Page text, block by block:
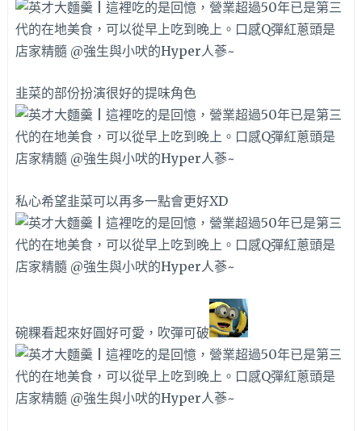
韭菜的部份扮演很好的提味角色
私心希望韭菜可以再多一點會更好XD
碗粿看起來好圓好可愛，吹彈可破